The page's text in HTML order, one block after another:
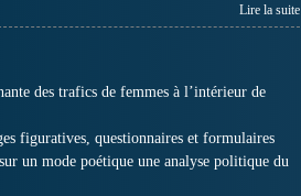
Lire la suite
des trafics de femmes à l’intérieur de
figuratives, questionnaires et formulaires
un mode poétique une analyse politique du